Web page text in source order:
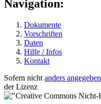
Navigation:
Dokumente
Vorschriften
Daten
Hilfe / Infos
Kontakt
Sofern nicht anders angegeben
der Lizenz